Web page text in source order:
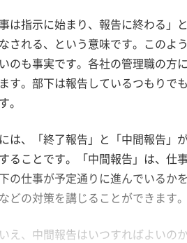
事は指示に始まり、報告に終わる
される、という意味です。このよ
のも事実です。各社の管理職の方
す。部下は報告しているつもりで
。
は、「終了報告」と「中間報告」
ることです。「中間報告」は、仕
の仕事が予定通りに進んでいるか
どの対策を講じることができます。
え、中間報告はいつすればよいの